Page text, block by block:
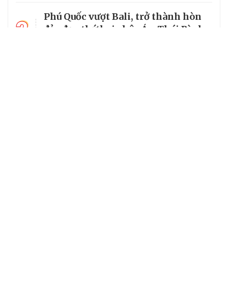
2
Phú Quốc vượt Bali, trở thành hòn
đảo đẹp thứ hai châu Á - Thái Bình